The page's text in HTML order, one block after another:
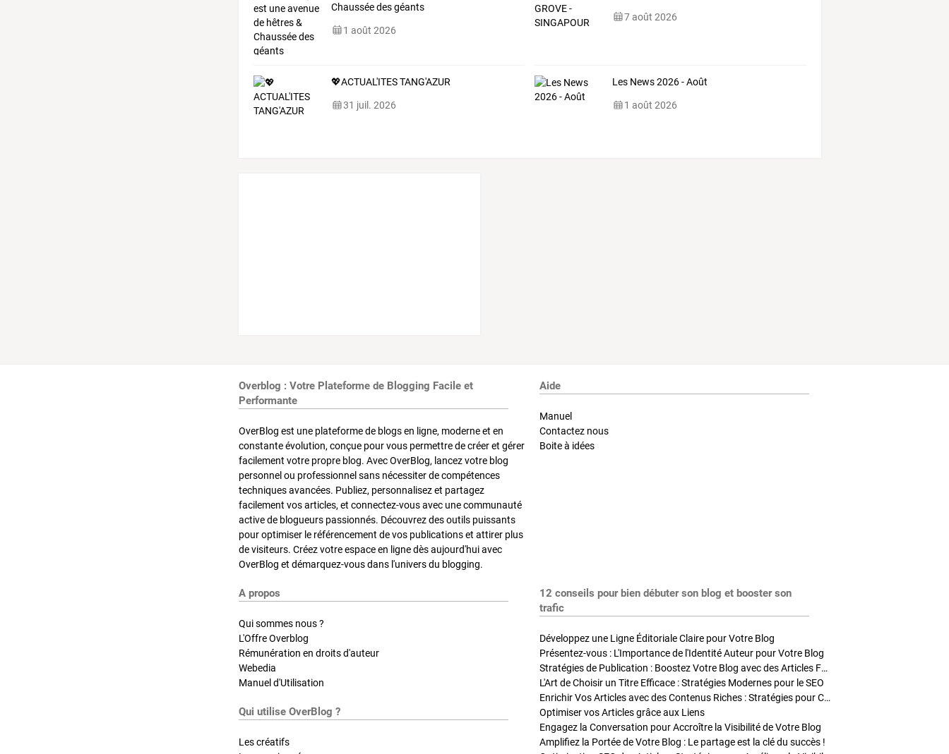
Chaussée des géants
1 août 2026
7 août 2026
💖ACTUAL'ITES TANG'AZUR
31 juil. 2026
Les News 2026 - Août
1 août 2026
Overblog : Votre Plateforme de Blogging Facile et
Performante
OverBlog est une plateforme de blogs en ligne, moderne et en
constante évolution, conçue pour vous permettre de créer et gérer
facilement votre propre blog. Avec OverBlog, lancez votre blog
personnel ou professionnel sans nécessiter de compétences
techniques avancées. Publiez, personnalisez et partagez
facilement vos articles, et connectez-vous avec une communauté
active de blogueurs passionnés. Découvrez des outils puissants
pour optimiser le référencement de vos publications et attirer plus
de visiteurs. Créez votre espace en ligne dès aujourd'hui avec
OverBlog et démarquez-vous dans l'univers du blogging.
Aide
Manuel
Contactez nous
Boite à idées
A propos
Qui sommes nous ?
L'Offre Overblog
Rémunération en droits d'auteur
Webedia
Manuel d'Utilisation
Qui utilise OverBlog ?
Les créatifs
12 conseils pour bien débuter son blog et booster son
trafic
Développez une Ligne Éditoriale Claire pour Votre Blog
Présentez-vous : L'Importance de l'Identité Auteur pour Votre Blog
Stratégies de Publication : Boostez Votre Blog avec des Articles Fréquents et Exclusifs
L'Art de Choisir un Titre Efficace : Stratégies Modernes pour le SEO
Enrichir Vos Articles avec des Contenus Riches : Stratégies pour Captiver et Optimiser
Optimiser vos Articles grâce aux Liens
Engagez la Conversation pour Accroître la Visibilité de Votre Blog
Amplifiez la Portée de Votre Blog : Le partage est la clé du succès !